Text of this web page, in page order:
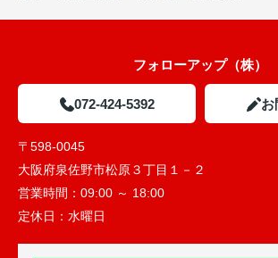
フォローアップ（株）
072-424-5392 お
〒598-0045
大阪府泉佐野市松原３丁目１－２
営業時間： 09:00 ～ 18:00
定休日： 水曜日